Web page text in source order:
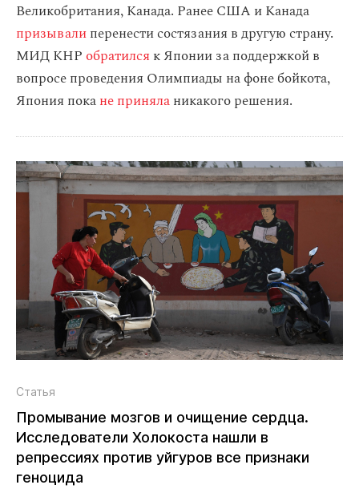
Великобритания, Канада. Ранее США и Канада
призывалиперенести состязания в другую страну.
МИД КНР обратился к Японии за поддержкой в
вопросе проведения Олимпиады на фоне бойкота,
Япония покане приняланикакого решения.
Статья
Промывание мозгов и очищение сердца.
Исследователи Холокоста нашли в
репрессиях против уйгуров все признаки
геноцида